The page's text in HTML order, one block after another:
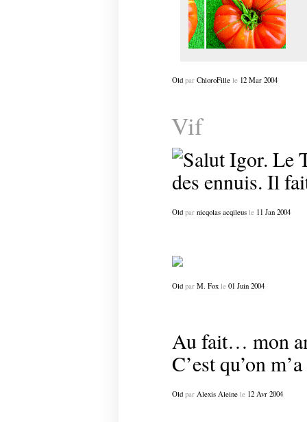
Oldpar ChloroFillele 12 Mar 2004
Vif
Oldpar nicqolas acqileusle 11 Jan 2004
Oldpar M. Foxle 01 Juin 2004
Au fait… mon
C’est qu’on
Oldpar Alexis Aleinele 12 Avr 2004